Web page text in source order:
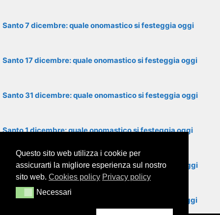
Santo 7 dicembre: quale onomastico si festeggia oggi
Santo 17 dicembre: quale onomastico si festeggia oggi
Santo 31 dicembre: quale onomastico si festeggia oggi
Santo 1 dicembre: quale onomastico si festeggia oggi
Santo 18 dicembre: quale onomastico si festeggia oggi
Santo 21 dicembre: quale onomastico si festeggia oggi
Questo sito web utilizza i cookie per
assicurarti la migliore esperienza sul nostro
sito web. Cookies policy Privacy policy
NecessariNecessari